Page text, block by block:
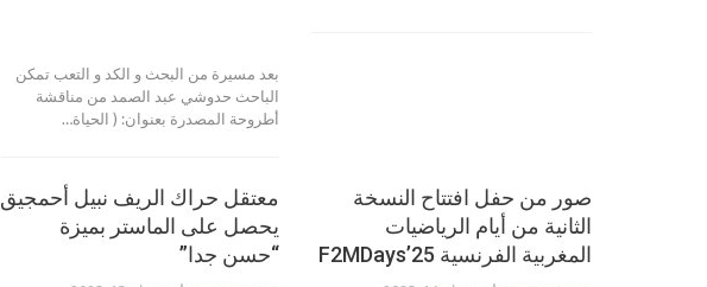
بعد مسيرة من البحث و الكد و التعب تمكن
الباحث حدوشي عبد الصمد من مناقشة
أطروحة المصدرة بعنوان: ( الحياة…
صور من حفل افتتاح النسخة
الثانية من أيام الرياضيات
المغربية الفرنسية F2MDays’25
معتقل حراك الريف نبيل أحمجيق
يحصل على الماستر بميزة
“حسن جدا”